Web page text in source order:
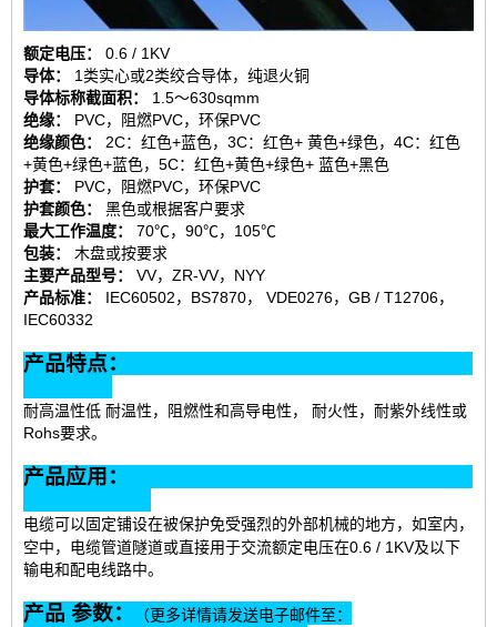
额定电压：
0.6 / 1KV
导体： 1类实心或2类绞合导体，纯退火铜
导体标称截面积：
1.5〜630sqmm
绝缘：
PVC，阻燃PVC，环保PVC
绝缘颜色： 2C：红色+蓝色，3C：红色+ 黄色+绿色，4C：红色
+黄色+绿色+蓝色，5C：红色+黄色+绿色+ 蓝色+黑色
护套：
PVC，阻燃PVC，环保PVC
护套颜色：
黑色或根据客户要求
最大工作温度：
70℃，90℃，105℃
包装：
木盘或按要求
主要产品型号： VV，ZR-VV，NYY
产品标准： IEC60502，BS7870， VDE0276，GB / T12706，
IEC60332
产品特点：
耐高温性低 耐温性，阻燃性和高导电性， 耐火性，耐紫外线性或
Rohs要求。
产品应用：
电缆可以固定铺设在被保护免受强烈的外部机械的地方，如室内，
空中，电缆管道隧道或直接用于交流额定电压在0.6 / 1KV及以下
输电和配电线路中。
产品 参数：
（更多详情请发送电子邮件至：